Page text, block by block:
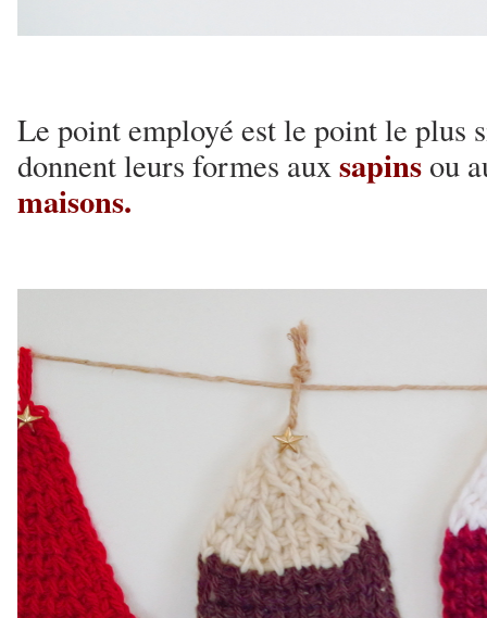
Le point employé est le point le plus
donnent leurs formes auxsapinsou
maisons.